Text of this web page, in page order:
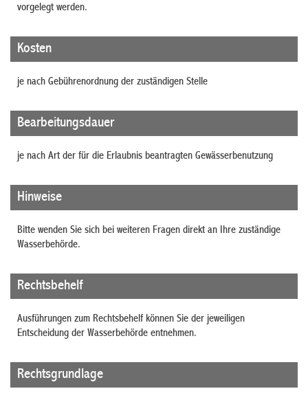
vorgelegt werden.
Kosten
je nach Gebührenordnung der zuständigen Stelle
Bearbeitungsdauer
je nach Art der für die Erlaubnis beantragten Gewässerbenutzung
Hinweise
Bitte wenden Sie sich bei weiteren Fragen direkt an Ihre zuständige
Wasserbehörde.
Rechtsbehelf
Ausführungen zum Rechtsbehelf können Sie der jeweiligen
Entscheidung der Wasserbehörde entnehmen.
Rechtsgrundlage